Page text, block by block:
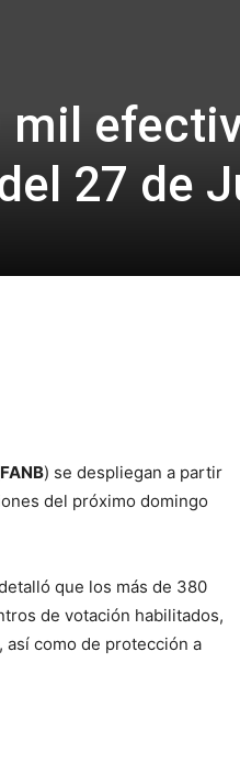
mil
27 de
FANB) se despliegan a partir
del próximo domingo
que los más de 380
de votación habilitados,
como de protección a